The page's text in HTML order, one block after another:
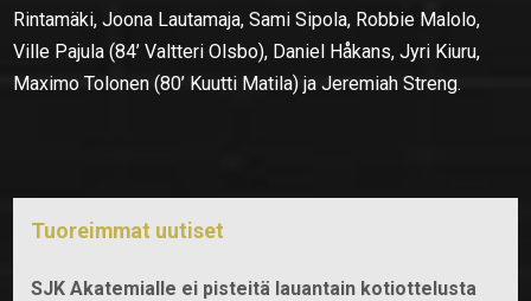
Rintamäki, Joona Lautamaja, Sami Sipola, Robbie Malolo,
Ville Pajula (84’ Valtteri Olsbo), Daniel Håkans, Jyri Kiuru,
Maximo Tolonen (80’ Kuutti Matila) ja Jeremiah Streng.
Tuoreimmat uutiset
SJK Akatemialle ei pisteitä lauantain kotiottelusta